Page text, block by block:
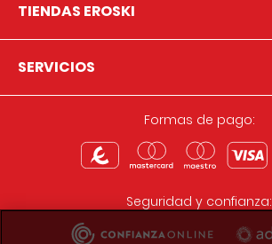
TIENDAS EROSKI
SERVICIOS
Formas de pago:
Seguridad y confianza: